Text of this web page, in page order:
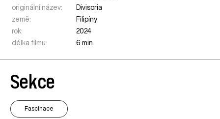
originální název:
Divisoria
země:
Filipíny
rok:
2024
délka filmu:
6 min.
Sekce
Fascinace